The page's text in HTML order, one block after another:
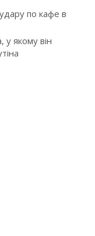
по кафе в
у якому він